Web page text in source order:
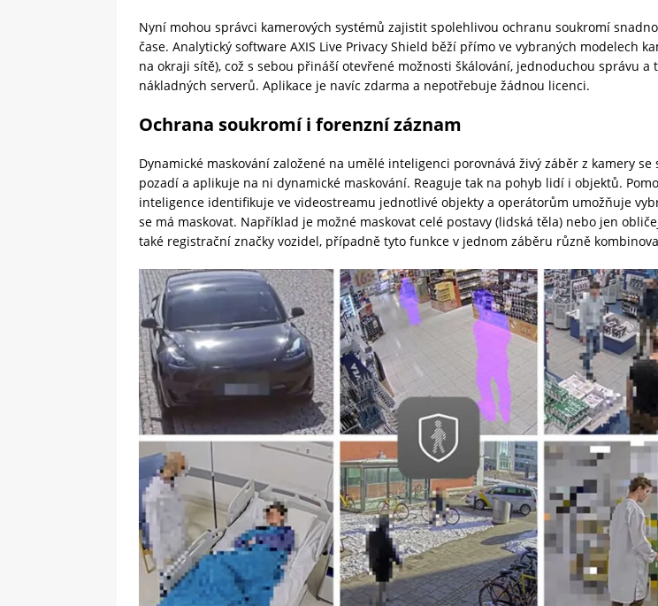
Nyní mohou správci kamerových systémů zajistit spolehlivou ochranu soukromí
čase. Analytický software AXIS Live Privacy Shield běží přímo ve vybraných modelech
na okraji sítě), což s sebou přináší otevřené možnosti škálování, jednoduchou správu a
nákladných serverů. Aplikace je navíc zdarma a nepotřebuje žádnou licenci.
Ochrana soukromí i forenzní záznam
Dynamické maskování založené na umělé inteligenci porovnává živý záběr z kamery se
pozadí a aplikuje na ni dynamické maskování. Reaguje tak na pohyb lidí i objektů.
inteligence identifikuje ve videostreamu jednotlivé objekty a operátorům umožňuje
se má maskovat. Například je možné maskovat celé postavy (lidská těla) nebo jen
také registrační značky vozidel, případně tyto funkce v jednom záběru různě